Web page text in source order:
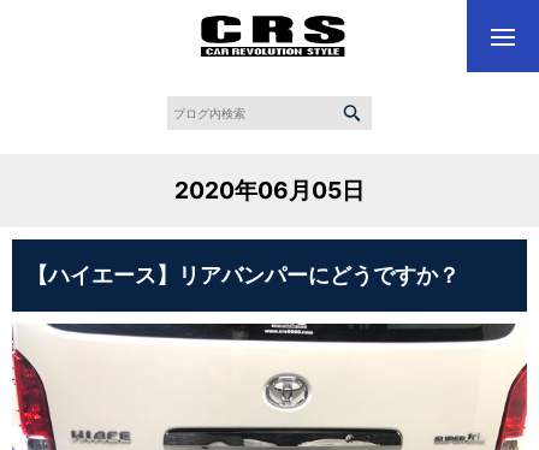
2020年06月05日
【ハイエース】リアバンパーにどうですか？